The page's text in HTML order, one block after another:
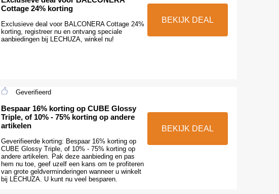
Cottage 24% korting
Exclusieve deal voor BALCONERA Cottage 24%
korting, registreer nu en ontvang speciale
aanbiedingen bij LECHUZA, winkel nu!
BEKIJK DEAL
Geverifieerd
Bespaar 16% korting op CUBE Glossy
Triple, of 10% - 75% korting op andere
artikelen
Geverifieerde korting: Bespaar 16% korting op
CUBE Glossy Triple, of 10% - 75% korting op
andere artikelen. Pak deze aanbieding en pas
hem nu toe, geef uzelf een kans om te profiteren
van grote geldverminderingen wanneer u winkelt
bij LECHUZA. U kunt nu veel besparen.
BEKIJK DEAL